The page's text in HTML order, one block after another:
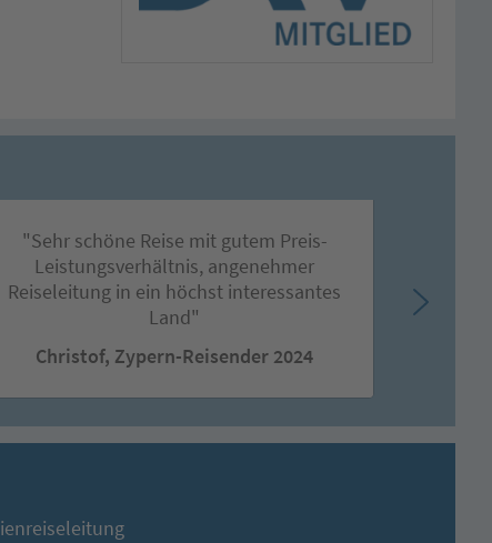
"Sehr schöne Reise mit gutem Preis-
Leistungsverhältnis, angenehmer
Reiseleitung in ein höchst interessantes
Land"
Christof, Zypern-Reisender 2024